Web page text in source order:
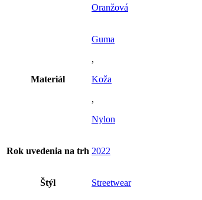
Oranžová
Materiál
Guma
,
Koža
,
Nylon
Rok uvedenia na trh 2022
Štýl Streetwear